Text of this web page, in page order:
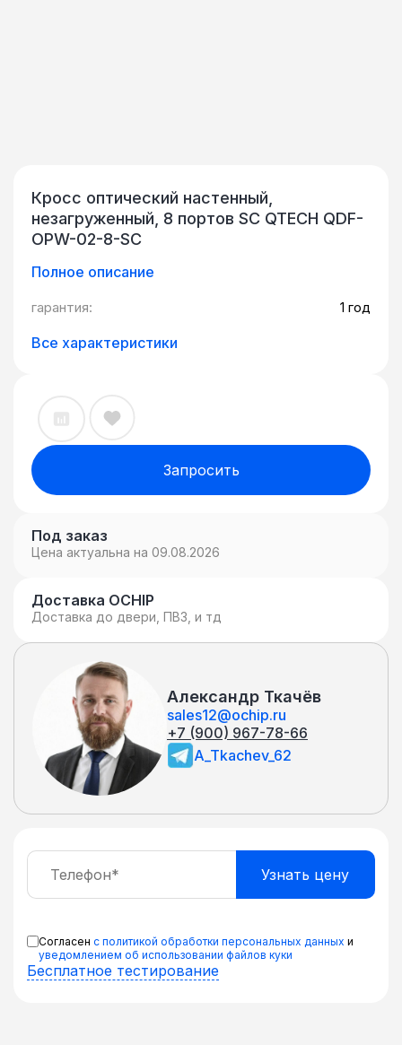
Кросс оптический настенный,
незагруженный, 8 портов SC QTECH QDF-
OPW-02-8-SC
Полное описание
гарантия: 1 год
Все характеристики
Запросить
Под заказ
Цена актуальна на 09.08.2026
Доставка OCHIP
Доставка до двери, ПВЗ, и тд
Александр Ткачёв
sales12@ochip.ru
+7 (900) 967-78-66
A_Tkachev_62
Согласен с политикой обработки персональных данных и
уведомлением об использовании файлов куки
Бесплатное тестирование